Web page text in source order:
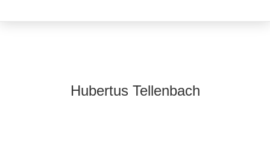
Hubertus Tellenbach